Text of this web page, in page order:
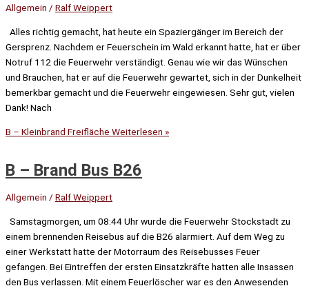
Allgemein / Ralf Weippert
Alles richtig gemacht, hat heute ein Spaziergänger im Bereich der
Gersprenz. Nachdem er Feuerschein im Wald erkannt hatte, hat er über
Notruf 112 die Feuerwehr verständigt. Genau wie wir das Wünschen
und Brauchen, hat er auf die Feuerwehr gewartet, sich in der Dunkelheit
bemerkbar gemacht und die Feuerwehr eingewiesen. Sehr gut, vielen
Dank! Nach
B – Kleinbrand Freifläche Weiterlesen »
B – Brand Bus B26
Allgemein / Ralf Weippert
Samstagmorgen, um 08:44 Uhr wurde die Feuerwehr Stockstadt zu
einem brennenden Reisebus auf die B26 alarmiert. Auf dem Weg zu
einer Werkstatt hatte der Motorraum des Reisebusses Feuer
gefangen. Bei Eintreffen der ersten Einsatzkräfte hatten alle Insassen
den Bus verlassen. Mit einem Feuerlöscher war es den Anwesenden